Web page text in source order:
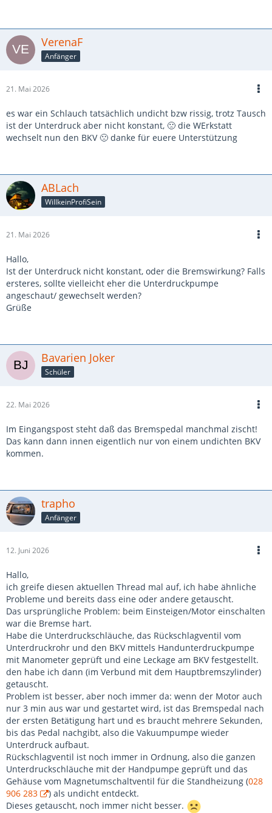
VerenaF
Anfänger
21. Mai 2026
es war ein Schlauch tatsächlich undicht bzw rissig, trotz Tausch
ist der Unterdruck aber nicht konstant, 🙁 die WErkstatt
wechselt nun den BKV 🙁 danke für euere Unterstützung
ABLach
WillkeinProfiSein
21. Mai 2026
Hallo,
Ist der Unterdruck nicht konstant, oder die Bremswirkung? Falls
ersteres, sollte vielleicht eher die Unterdruckpumpe
angeschaut/ gewechselt werden?
Grüße
Bavarien Joker
Schüler
22. Mai 2026
Im Eingangspost steht daß das Bremspedal manchmal zischt!
Das kann dann innen eigentlich nur von einem undichten BKV
kommen.
trapho
Anfänger
12. Juni 2026
Hallo,
ich greife diesen aktuellen Thread mal auf, ich habe ähnliche
Probleme und bereits dass eine oder andere getauscht.
Das ursprüngliche Problem: beim Einsteigen/Motor einschalten
war die Bremse hart.
Habe die Unterdruckschläuche, das Rückschlagventil vom
Unterdruckrohr und den BKV mittels Handunterdruckpumpe
mit Manometer geprüft und eine Leckage am BKV festgestellt.
den habe ich dann (im Verbund mit dem Hauptbremszylinder)
getauscht.
Problem ist besser, aber noch immer da: wenn der Motor auch
nur 3 min aus war und gestartet wird, ist das Bremspedal nach
der ersten Betätigung hart und es braucht mehrere Sekunden,
bis das Pedal nachgibt, also die Vakuumpumpe wieder
Unterdruck aufbaut.
Rückschlagventil ist noch immer in Ordnung, also die ganzen
Unterdruckschläuche mit der Handpumpe geprüft und das
Gehäuse vom Magnetumschaltventil für die Standheizung (028
906 283
) als undicht entdeckt.
Dieses getauscht, noch immer nicht besser.